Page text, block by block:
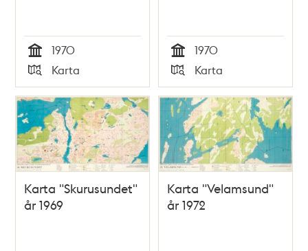
Tid
1970
Typ
Karta Tid
1970
Typ
Karta
Karta "Skurusundet"
år 1969
Karta "Velamsund"
år 1972